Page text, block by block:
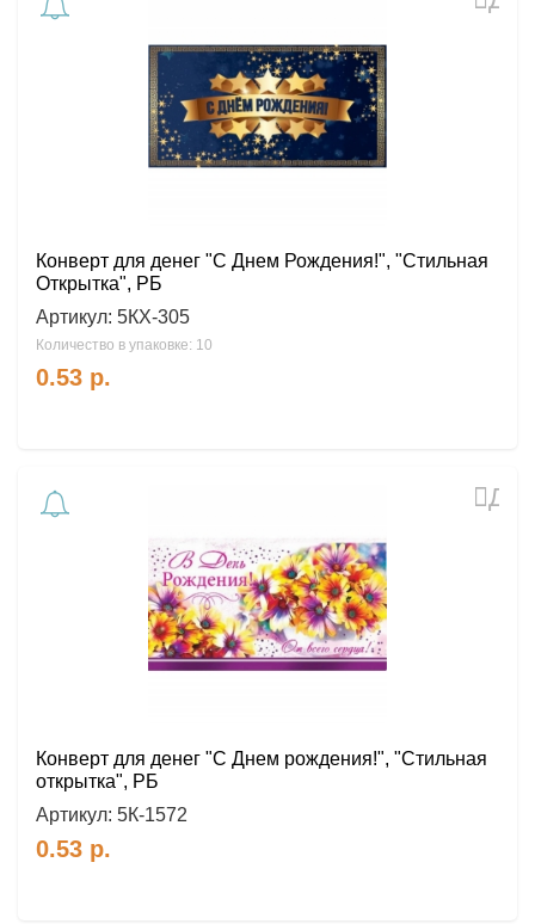
Конверт для денег "С Днем Рождения!", "Стильная
Открытка", РБ
Артикул: 5КХ-305
Количество в упаковке: 10
0.53 р.
Конверт для денег "С Днем рождения!", "Стильная
открытка", РБ
Артикул: 5К-1572
0.53 р.